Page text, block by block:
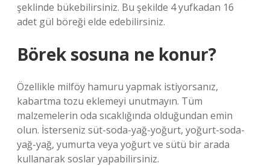
şeklinde bükebilirsiniz. Bu şekilde 4 yufkadan 16
adet gül böreği elde edebilirsiniz.
Börek sosuna ne konur?
Özellikle milföy hamuru yapmak istiyorsanız,
kabartma tozu eklemeyi unutmayın. Tüm
malzemelerin oda sıcaklığında olduğundan emin
olun. İsterseniz süt-soda-yağ-yoğurt, yoğurt-soda-
yağ-yağ, yumurta veya yoğurt ve sütü bir arada
kullanarak soslar yapabilirsiniz.